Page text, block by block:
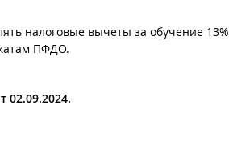
налоговые вычеты за обучение
ПФДО.
02.09.2024.